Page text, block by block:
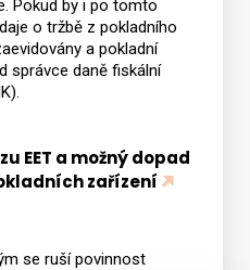
Pokud by i po tomto
o tržbě z pokladního
a pokladní
správce daně fiskální
EET a možný dopad
zařízení
se ruší povinnost